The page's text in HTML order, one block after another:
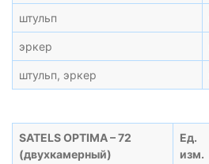
штульп
эркер
штульп, эркер
SATELS OPTIMA – 72
(двухкамерный)
Ед.
изм.